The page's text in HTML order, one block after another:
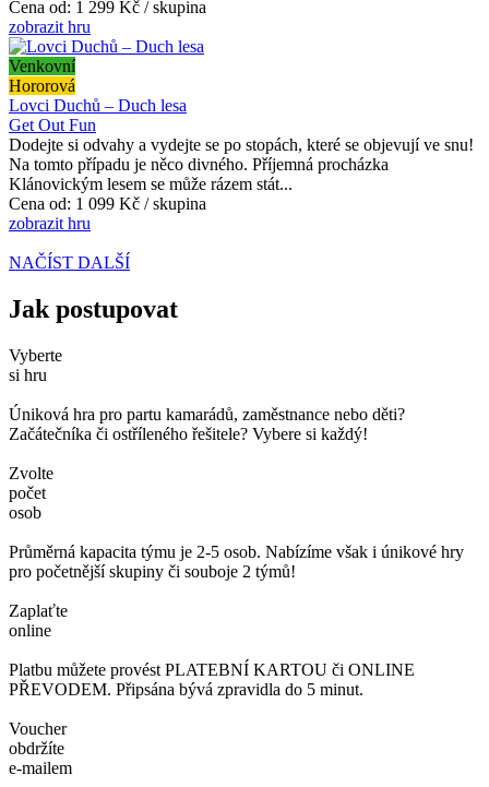
Cena od: 1 299 Kč / skupina
zobrazit hru
Venkovní
Hororová
Lovci Duchů – Duch lesa
Get Out Fun
Dodejte si odvahy a vydejte se po stopách, které se objevují ve snu!
Na tomto případu je něco divného. Příjemná procházka
Klánovickým lesem se může rázem stát...
Cena od: 1 099 Kč / skupina
zobrazit hru
NAČÍST DALŠÍ
Jak postupovat
Vyberte
si hru
Úniková hra pro partu kamarádů, zaměstnance nebo děti?
Začátečníka či ostříleného řešitele? Vybere si každý!
Zvolte
počet
osob
Průměrná kapacita týmu je 2-5 osob. Nabízíme však i únikové hry
pro početnější skupiny či souboje 2 týmů!
Zaplaťte
online
Platbu můžete provést PLATEBNÍ KARTOU či ONLINE
PŘEVODEM. Připsána bývá zpravidla do 5 minut.
Voucher
obdržíte
e-mailem